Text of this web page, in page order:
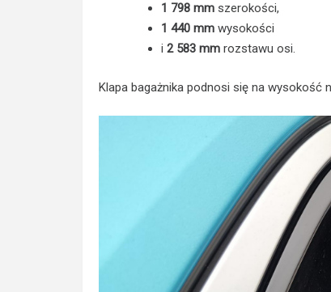
1 798 mm szerokości,
1 440 mm wysokości
i 2 583 mm rozstawu osi.
Klapa bagażnika podnosi się na wysokość